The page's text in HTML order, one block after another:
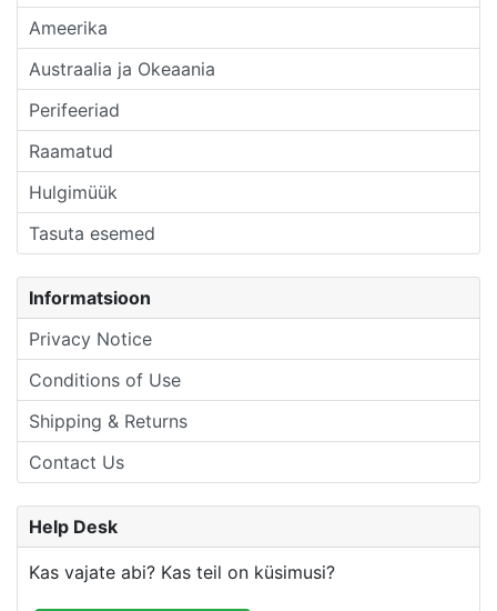
Ameerika
Austraalia ja Okeaania
Perifeeriad
Raamatud
Hulgimüük
Tasuta esemed
Informatsioon
Privacy Notice
Conditions of Use
Shipping & Returns
Contact Us
Help Desk
Kas vajate abi? Kas teil on küsimusi?